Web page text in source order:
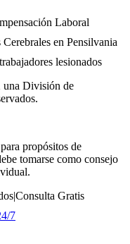
Laboral
en Pensilvania
lesionados
División de
propósitos de
tomarse como consejo
|Consulta Gratis
7